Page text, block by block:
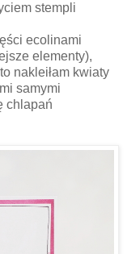
stempli
ecolinami
elementy),
nakleiłam kwiaty
samymi
chlapań